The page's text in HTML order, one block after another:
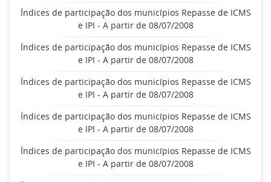
Índices de participação dos municípios Repasse de ICMS
e IPI - A partir de 08/07/2008
Índices de participação dos municípios Repasse de ICMS
e IPI - A partir de 08/07/2008
Índices de participação dos municípios Repasse de ICMS
e IPI - A partir de 08/07/2008
Índices de participação dos municípios Repasse de ICMS
e IPI - A partir de 08/07/2008
Índices de participação dos municípios Repasse de ICMS
e IPI - A partir de 08/07/2008